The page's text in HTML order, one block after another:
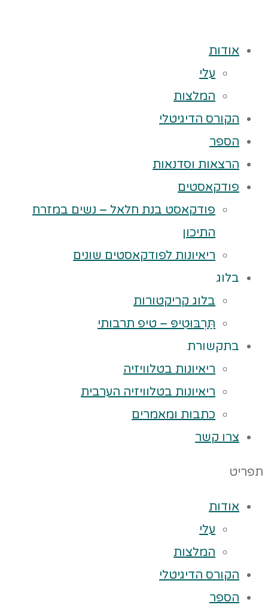
אודות
עלי
המלצות
הקורס הדיגיטלי
הספר
הרצאות וסדנאות
פודקאסטים
פודקאסט בנת חלאל – נשים במזרח
התיכון
ריאיונות לפודקאסטים שונים
בלוג
בלוג קריקטורות
תַּרְבּוּטִיפּ – טיפ תרבותי
בתקשורת
ריאיונות בטלוויזיה
ריאיונות בטלוויזיה הערבית
כתבות ומאמרים
צרו קשר
תפריט
אודות
עלי
המלצות
הקורס הדיגיטלי
הספר